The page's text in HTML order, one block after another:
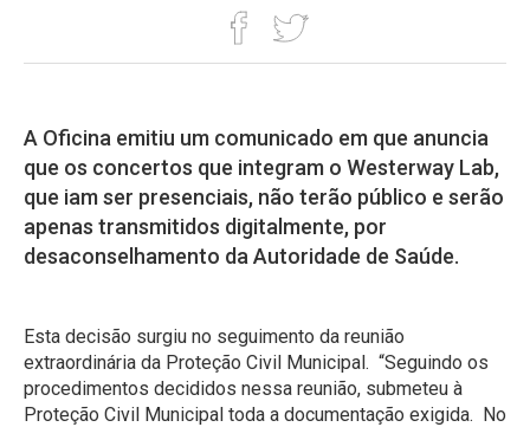
A Oficina emitiu um comunicado em que anuncia
que os concertos que integram o Westerway Lab,
que iam ser presenciais, não terão público e serão
apenas transmitidos digitalmente, por
desaconselhamento da Autoridade de Saúde.
Esta decisão surgiu no seguimento da reunião
extraordinária da Proteção Civil Municipal. “Seguindo os
procedimentos decididos nessa reunião, submeteu à
Proteção Civil Municipal toda a documentação exigida. No